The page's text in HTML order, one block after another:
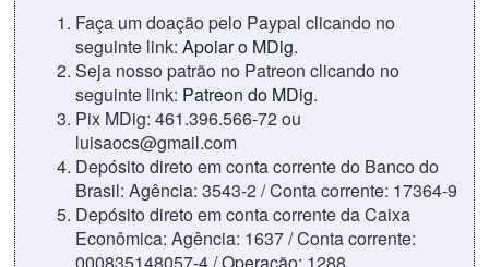
Faça um doação pelo Paypal clicando no
seguinte link: Apoiar o MDig.
Seja nosso patrão no Patreon clicando no
seguinte link: Patreon do MDig.
Pix MDig: 461.396.566-72 ou
luisaocs@gmail.com
Depósito direto em conta corrente do Banco do
Brasil: Agência: 3543-2 / Conta corrente: 17364-9
Depósito direto em conta corrente da Caixa
Econômica: Agência: 1637 / Conta corrente: